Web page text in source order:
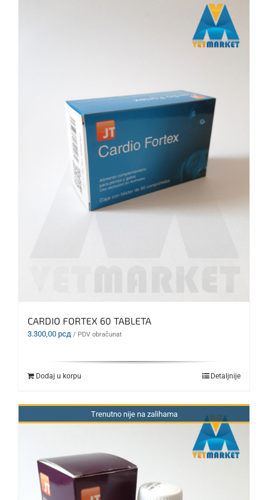
CARDIO FORTEX 60 TABLETA
3.300,00 рсд / PDV obračunat
Dodaj u korpu Detaljnije
Trenutno nije na zalihama